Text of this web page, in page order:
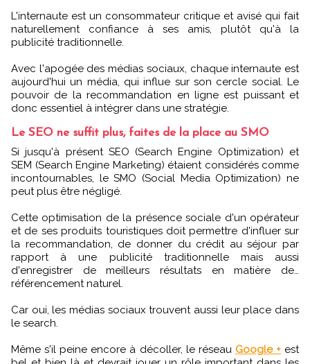
L'internaute est un consommateur critique et avisé qui fait
naturellement confiance à ses amis, plutôt qu'à la
publicité traditionnelle.
Avec l'apogée des médias sociaux, chaque internaute est
aujourd'hui un média, qui influe sur son cercle social. Le
pouvoir de la recommandation en ligne est puissant et
donc essentiel à intégrer dans une stratégie.
Le SEO ne suffit plus, faites de la place au SMO
Si jusqu'à présent SEO (Search Engine Optimization) et
SEM (Search Engine Marketing) étaient considérés comme
incontournables, le SMO (Social Media Optimization) ne
peut plus être négligé.
Cette optimisation de la présence sociale d'un opérateur
et de ses produits touristiques doit permettre d'influer sur
la recommandation, de donner du crédit au séjour par
rapport à une publicité traditionnelle mais aussi
d'enregistrer de meilleurs résultats en matière de…
référencement naturel.
Car oui, les médias sociaux trouvent aussi leur place dans
le search.
Même s'il peine encore à décoller, le réseau Google +est